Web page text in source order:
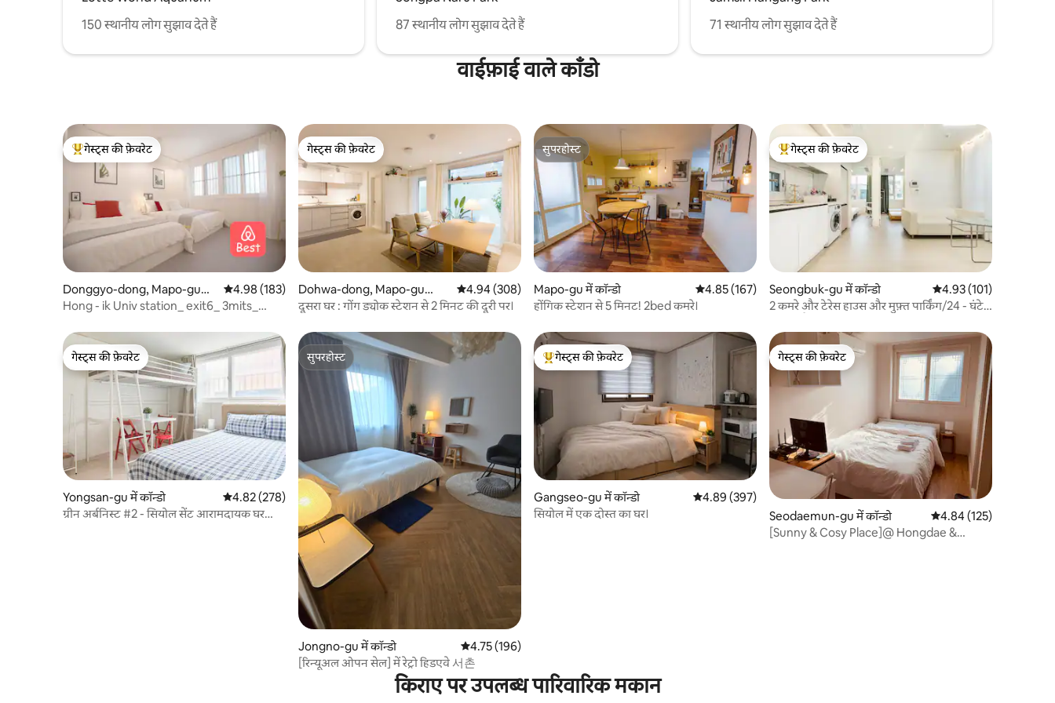
150 स्थानीय लोग सुझाव देते हैं
87 स्थानीय लोग सुझाव देते हैं
71 स्थानीय लोग सुझाव देते हैं
वाईफ़ाई वाले काँडो
गेस्ट्स का टॉप फ़ेवरेट
गेस्ट्स की फ़ेवरेट
Donggyo-dong, Mapo-gu
में कॉन्डो
औसत रेटिंग 5 में से 4.98, 183 समीक्षाएँ
4.98 (183)
Hong - ik Univ station_ exit6_ 3mits_
गेस्ट्स की फ़ेवरेट
गेस्ट्स की फ़ेवरेट
Dohwa-dong, Mapo-gu
में कॉन्डो
औसत रेटिंग 5 में से 4.94, 308 समीक्षाएँ
4.94 (308)
दूसरा घर : गोंग ड्योक स्टेशन से 2 मिनट की दूरी पर।
सुपरहोस्ट
सुपरहोस्ट
Mapo-gu में कॉन्डो औसत रेटिंग 5 में से 4.85, 167 समीक्षाएँ
4.85 (167)
होंगिक स्टेशन से 5 मिनट! 2bed कमरे।
गेस्ट्स का टॉप फ़ेवरेट
गेस्ट्स की फ़ेवरेट
Seongbuk-gu में कॉन्डो औसत रेटिंग 5 में से 4.93,
4.93 (101)
2 कमरे और टेरेस हाउस और मुफ़्त पार्किंग/24 - घंटे
से - ज़्यादा 5 लोग/2 मिनट की पैदल दूरी पर
गेस्ट्स की फ़ेवरेट
गेस्ट्स की फ़ेवरेट
Yongsan-gu में कॉन्डो औसत रेटिंग 5 में से 4.82, 278 समीक्षाएँ
4.82 (278)
ग्रीन अर्बनिस्ट #2 - सियोल सेंट आरामदायक घर
सुपरहोस्ट
सुपरहोस्ट
Jongno-gu में कॉन्डो औसत रेटिंग 5 में से 4.75, 196 समीक्षाएँ
4.75 (196)
[रिन्यूअल ओपन सेल] में रेट्रो हिडएवे 서촌
गेस्ट्स का टॉप फ़ेवरेट
गेस्ट्स की फ़ेवरेट
Gangseo-gu में कॉन्डो औसत रेटिंग 5 में से 4.89, 397 समीक्षाएँ
4.89 (397)
सियोल में एक दोस्त का घर।
गेस्ट्स की फ़ेवरेट
गेस्ट्स की फ़ेवरेट
Seodaemun-gu में कॉन्डो औसत रेटिंग 5 में से 4.84,
4.84 (125)
[Sunny & Cosy Place]@ Hongdae &
किराए पर उपलब्ध पारिवारिक मकान